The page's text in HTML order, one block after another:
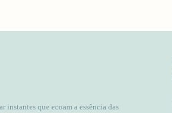
instantes que ecoam a essência das